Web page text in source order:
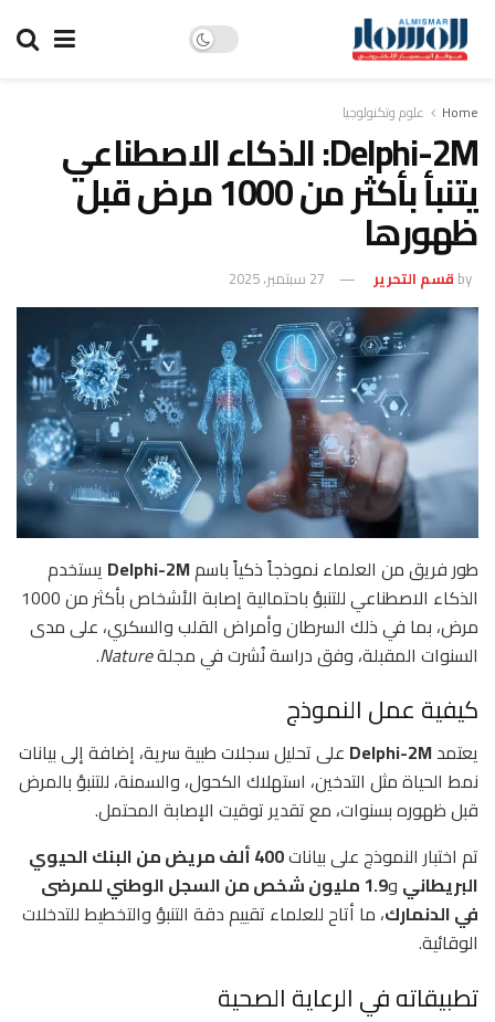
Home علوم وتكنولوجيا
Delphi-2M: الذكاء الاصطناعي
يتنبأ بأكثر من 1000 مرض قبل
ظهورها
by قسم التحرير 27 سبتمبر، 2025
طور فريق من العلماء نموذجاً ذكياً باسمDelphi-2M يستخدم
الذكاء الاصطناعي للتنبؤ باحتمالية إصابة الأشخاص بأكثر من 1000
مرض، بما في ذلك السرطان وأمراض القلب والسكري، على مدى
السنوات المقبلة، وفق دراسة نُشرت في مجلةNature
.
كيفية عمل النموذج
يعتمدDelphi-2M على تحليل سجلات طبية سرية، إضافة إلى بيانات
نمط الحياة مثل التدخين، استهلاك الكحول، والسمنة، للتنبؤ بالمرض
قبل ظهوره بسنوات، مع تقدير توقيت الإصابة المحتمل.
تم اختبار النموذج على بيانات
400 ألف مريض من البنك الحيوي
البريطاني و
1.9 مليون شخص من السجل الوطني للمرضى
في الدنمارك، ما أتاح للعلماء تقييم دقة التنبؤ والتخطيط للتدخلات
الوقائية.
تطبيقاته في الرعاية الصحية